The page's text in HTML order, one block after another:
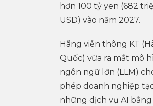
hơn 100 tỷ yen (682
USD) vào năm 2027.
Hãng viễn thông KT
Quốc) vừa ra mắt mô
ngôn ngữ lớn (LLM)
phép doanh nghiệp
những dịch vụ AI bằng